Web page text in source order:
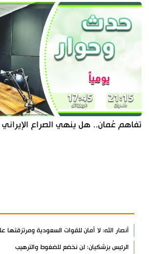
تفاهم عُمان.. هل ينهي الصراع الإيراني
أنصار الله: لا أمان للقوات السعودية ومرتزقتها
الرئيس بزشكيان: لن نخضع للضغوط والترهيب